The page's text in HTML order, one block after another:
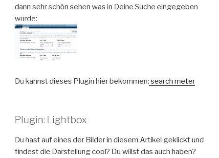
dann sehr schön sehen was in Deine Suche eingegeben
wurde:
Du kannst dieses Plugin hier bekommen: search meter
Plugin: Lightbox
Du hast auf eines der Bilder in diesem Artikel geklickt und
findest die Darstellung cool? Du willst das auch haben?